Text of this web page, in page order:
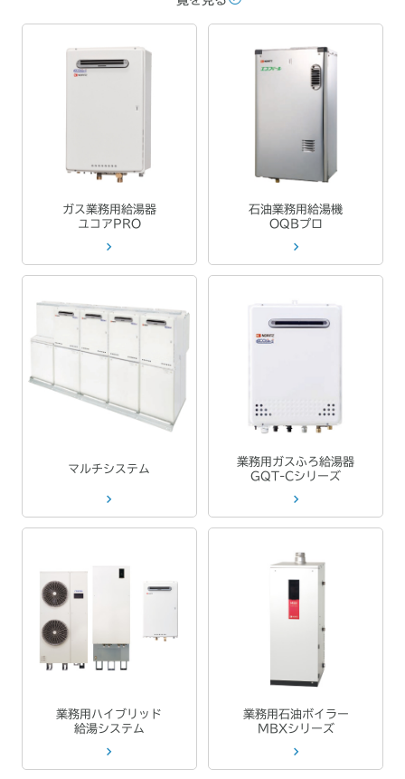
ガス業務用給湯器
ユコアPRO
石油業務用給湯機
OQBプロ
マルチシステム
業務用ガスふろ給湯器
GQT-Cシリーズ
業務用ハイブリッド
給湯システム
業務用石油ボイラー
MBXシリーズ